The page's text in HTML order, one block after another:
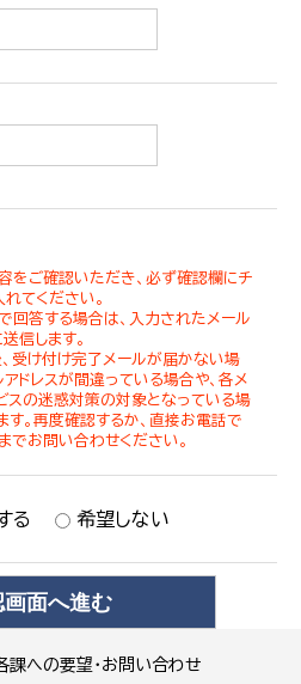
課への要望・お問い合わせ
をご確認いただき、必ず確認欄にチ
れてください。
で回答する場合は、入力されたメール
信します。
、受け付け完了メールが届かない場
アドレスが間違っている場合や、各メ
スの迷惑対策の対象となっている場
す。再度確認するか、直接お電話で
でお問い合わせください。
る 希望しない